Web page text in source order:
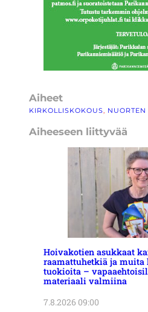
Aiheet
KIRKOLLISKOKOUS,
Aiheeseen liittyvää
Hoivakotien asukkaat
raamattuhetkiä ja
tuokioita –
materiaali valmiina
7.8.2026 09:00